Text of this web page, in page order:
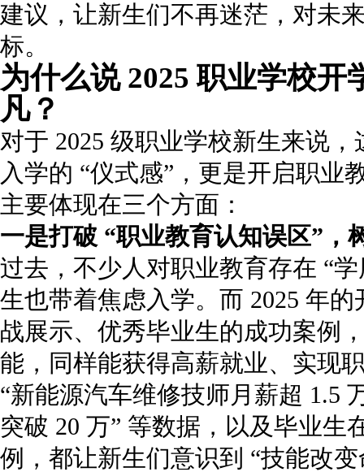
建议，让新生们不再迷茫，对未
标。
为什么说 2025 职业学校
凡？
对于 2025 级职业学校新生来说
入学的 “仪式感”，更是开启职业
主要体现在三个方面：
一是打破 “职业教育认知误区”，
过去，不少人对职业教育存在 “
生也带着焦虑入学。而 2025 年
战展示、优秀毕业生的成功案例
能，同样能获得高薪就业、实现
“新能源汽车维修技师月薪超 1.5
突破 20 万” 等数据，以及毕业生
例，都让新生们意识到 “技能改